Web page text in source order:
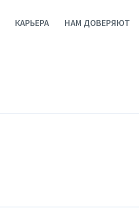
КАРЬЕРА НАМ ДОВЕРЯЮТ